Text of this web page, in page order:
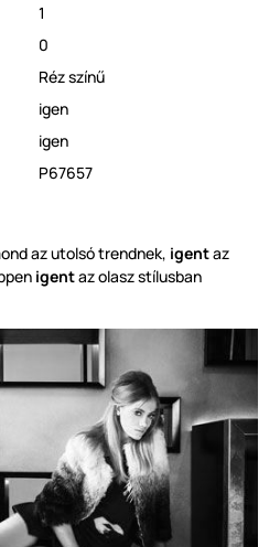
1
0
Réz színű
igen
igen
P67657
az utolsó trendnek, igentaz
igentaz olasz stílusban